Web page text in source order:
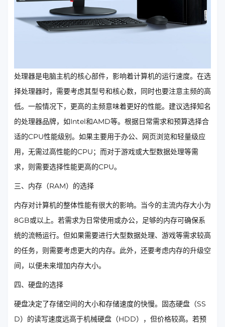
处理器是电脑主机的核心部件，影响着计算机的运行速度。在选
择处理器时，需要考虑其型号和核心数，同时也要注意主频的高
低。一般情况下，更高的主频意味着更好的性能。建议选择知名
的处理器品牌，如Intel和AMD等。根据日常需求和预算选择合
适的CPU性能级别。如果主要用于办公、网页浏览和轻量级应
用，无需过高性能的CPU；而对于游戏或大型数据处理等需
求，则需要选择性能更高的CPU。
三、内存（RAM）的选择
内存对计算机的整体性能有很大的影响。当今的主流内存大小为
8GB或以上。若需求为日常使用或办公，足够的内存可确保系
统的流畅运行。但如果需要进行大型数据处理、游戏等需求较高
的任务，则需要考虑更大的内存。此外，还要考虑内存的升级空
间，以便未来增加内存大小。
四、硬盘的选择
硬盘决定了存储空间的大小和存储速度的快慢。固态硬盘（SS
D）的读写速度远高于机械硬盘（HDD），但价格较高。若预